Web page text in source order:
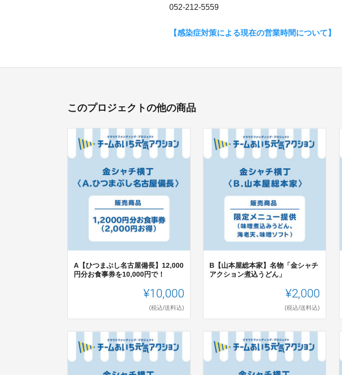
052-212-5559
【感染症対策による現在の営業時間について】
このプロジェクトの他の商品
A【ひつまぶし名古屋備長】12,000
円分お食事券を10,000円で！
¥10,000
(税込/送料込)
B【山本屋総本家】名物「金シャチ
アクション煮込うどん」
¥2,000
(税込/送料込)